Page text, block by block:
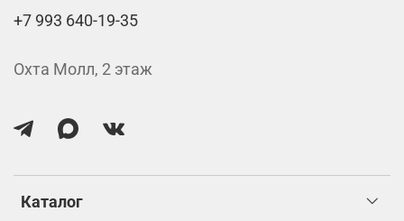
Каталог
+7 993 640-19-35
Охта Молл, 2 этаж